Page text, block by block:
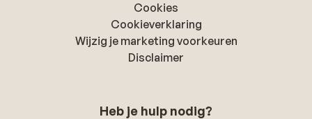
Cookies
Cookieverklaring
Wijzig je marketing voorkeuren
Disclaimer
Heb je hulp nodig?